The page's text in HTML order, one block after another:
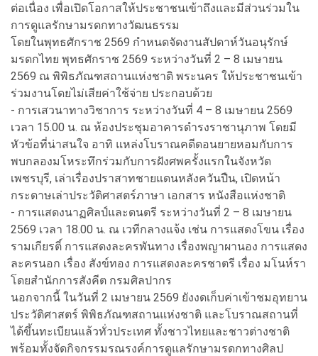
ต่อเนื่อง เพื่อเปิดโอกาสให้ประชาชนเข้าถึงและมีส่วนร่วมใน
การดูแลรักษามรดกทางวัฒนธรรม
โดยในพุทธศักราช 2569 กำหนดจัดงานสัปดาห์วันอนุรักษ์
มรดกไทย พุทธศักราช 2569 ระหว่างวันที่ 2 – 8 เมษายน
2569 ณ พิพิธภัณฑสถานแห่งชาติ พระนคร ให้ประชาชนเข้า
ร่วมงานโดยไม่เสียค่าใช้จ่าย ประกอบด้วย
- การเสวนาทางวิชาการ ระหว่างวันที่ 4 – 8 เมษายน 2569
เวลา 15.00 น. ณ ห้องประชุมอาคารดำรงราชานุภาพ โดยมี
หัวข้อที่น่าสนใจ อาทิ แหล่งโบราณคดีดอนยายหอมกับการ
พบกลองมโหระทึกร่วมกับการฝังศพครั้งแรกในจังหวัด
เพชรบุรี, เล่าเรื่องปราสาทชายแดนหลังควันปืน, เปิดหน้า
กระดาษเล่าประวัติศาสตร์ภาษา เอกสาร หนังสือแห่งชาติ
- การแสดงนาฏศิลป์และดนตรี ระหว่างวันที่ 2 – 8 เมษายน
2569 เวลา 18.00 น. ณ เวทีกลางแจ้ง เช่น การแสดงโขน เรื่อง
รามเกียรติ์ การแสดงละครพันทาง เรื่องพญาผานอง การแสดง
ละครนอก เรื่อง สังข์ทอง การแสดงละครชาตรี เรื่อง มโนห์รา
โดยสำนักการสังคีต กรมศิลปากร
นอกจากนี้ ในวันที่ 2 เมษายน 2569 ยังงดเก็บค่าเข้าชมอุทยาน
ประวัติศาสตร์ พิพิธภัณฑสถานแห่งชาติ และโบราณสถานที่
ได้ขึ้นทะเบียนแล้วทั่วประเทศ ทั้งชาวไทยและชาวต่างชาติ
พร้อมทั้งจัดกิจกรรมรณรงค์การดูแลรักษามรดกทางศิลป